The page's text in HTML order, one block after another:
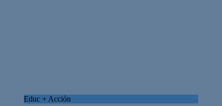
Educ + Acción